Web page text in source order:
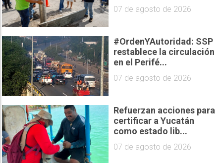
07 de agosto de 2026
#OrdenYAutoridad: SSP
restablece la circulación
en el Perifé...
07 de agosto de 2026
Refuerzan acciones para
certificar a Yucatán
como estado lib...
07 de agosto de 2026